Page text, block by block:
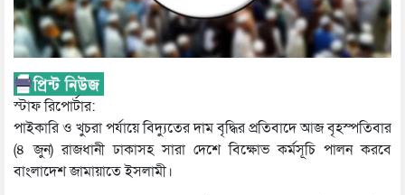
স্টাফ রিপোর্টার:
পাইকারি ও খুচরা পর্যায়ে বিদ্যুতের দাম বৃদ্ধির প্রতিবাদে আজ বৃহস্পতিবার
(৪ জুন) রাজধানী ঢাকাসহ সারা দেশে বিক্ষোভ কর্মসূচি পালন করবে
বাংলাদেশ জামায়াতে ইসলামী।